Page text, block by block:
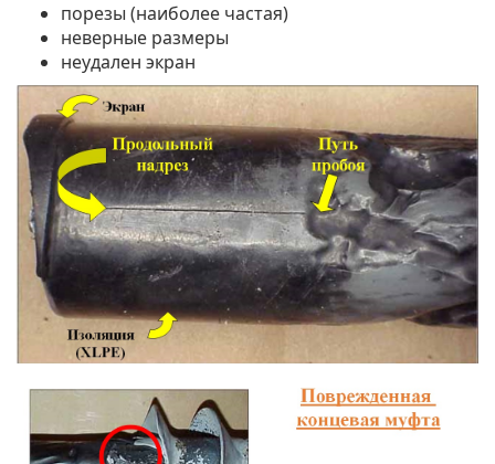
порезы (наиболее частая)
неверные размеры
неудален экран